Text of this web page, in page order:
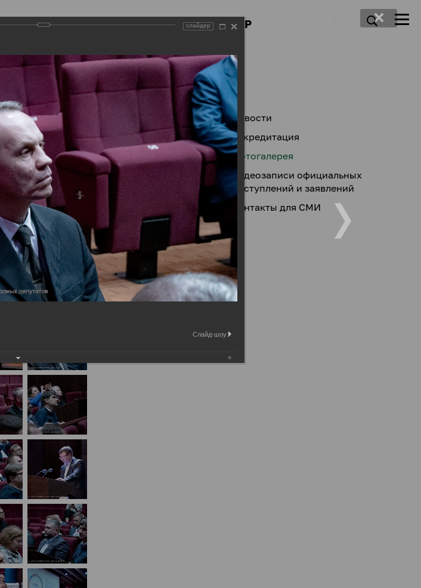
ПРАВОТВОРЧЕСТВО ПРЕСС-ЦЕНТР
Новости
Аккредитация
Фотогалерея
Видеозаписи официальных
выступлений и заявлений
Контакты для СМИ
слайдер
Слайд-шоу: